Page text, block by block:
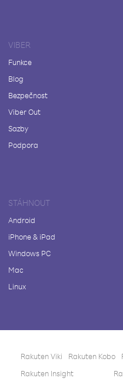
VIBER
Funkce
Blog
Bezpečnost
Viber Out
Sazby
Podpora
STÁHNOUT
Android
iPhone & iPad
Windows PC
Mac
Linux
Rakuten Viki Rakuten Kobo
Rakuten Insight